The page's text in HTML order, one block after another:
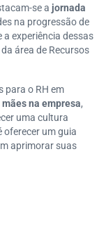
se a jornada
na progressão de
experiência dessas
área de Recursos
para o RH em
na empresa,
uma cultura
oferecer um guia
aprimorar suas